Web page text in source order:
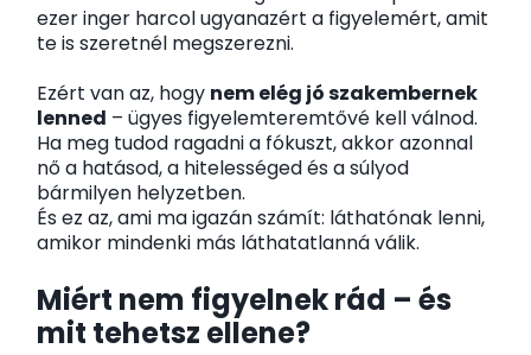
ezer inger harcol ugyanazért a figyelemért, amit
te is szeretnél megszerezni.
Ezért van az, hogy nem elég jó szakembernek
lenned – ügyes figyelemteremtővé kell válnod.
Ha meg tudod ragadni a fókuszt, akkor azonnal
nő a hatásod, a hitelességed és a súlyod
bármilyen helyzetben.
És ez az, ami ma igazán számít: láthatónak lenni,
amikor mindenki más láthatatlanná válik.
Miért nem figyelnek rád – és
mit tehetsz ellene?